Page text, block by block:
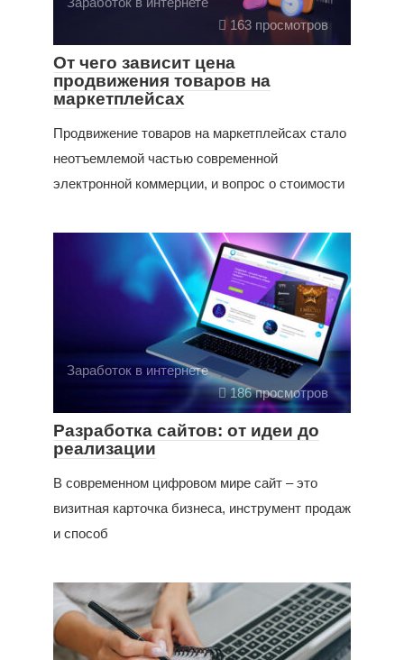
163 просмотров
От чего зависит цена
продвижения товаров на
маркетплейсах
Продвижение товаров на маркетплейсах стало
неотъемлемой частью современной
электронной коммерции, и вопрос о стоимости
Заработок в интернете
186 просмотров
Разработка сайтов: от идеи до
реализации
В современном цифровом мире сайт – это
визитная карточка бизнеса, инструмент продаж
и способ